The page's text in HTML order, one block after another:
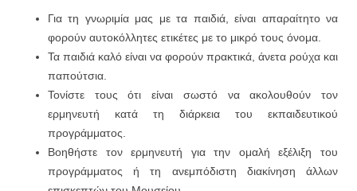
Για τη γνωριμία μας με τα παιδιά, είναι απαραίτητο να
φορούν αυτοκόλλητες ετικέτες με το μικρό τους όνομα.
Τα παιδιά καλό είναι να φορούν πρακτικά, άνετα ρούχα και
παπούτσια.
Τονίστε τους ότι είναι σωστό να ακολουθούν τον
ερμηνευτή κατά τη διάρκεια του εκπαιδευτικού
προγράμματος.
Βοηθήστε τον ερμηνευτή για την ομαλή εξέλιξη του
προγράμματος ή τη ανεμπόδιστη διακίνηση άλλων